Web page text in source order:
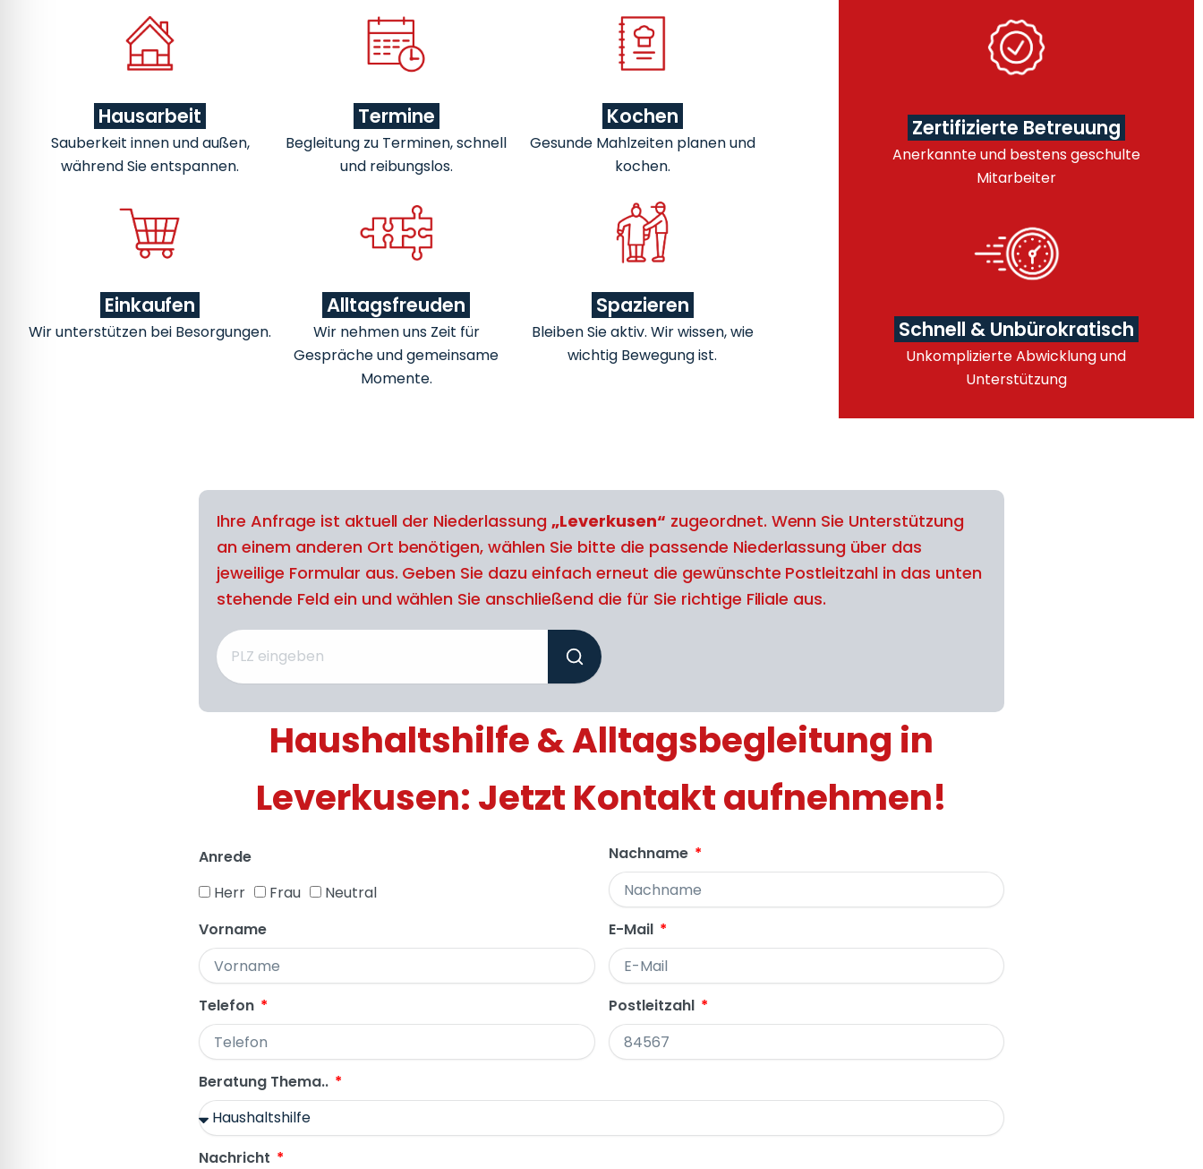
Hausarbeit
Sauberkeit innen und außen,
während Sie entspannen.
Termine
Begleitung zu Terminen, schnell
und reibungslos.
Kochen
Gesunde Mahlzeiten planen und
kochen.
Einkaufen
Wir unterstützen bei Besorgungen.
Alltagsfreuden
Wir nehmen uns Zeit für
Gespräche und gemeinsame
Momente.
Spazieren
Bleiben Sie aktiv. Wir wissen, wie
wichtig Bewegung ist.
Zertifizierte Betreuung
Anerkannte und bestens geschulte
Mitarbeiter
Schnell & Unbürokratisch
Unkomplizierte Abwicklung und
Unterstützung
Ihre Anfrage ist aktuell der Niederlassung„Leverkusen“ zugeordnet. Wenn Sie Unterstützung
an einem anderen Ort benötigen, wählen Sie bitte die passende Niederlassung über das
jeweilige Formular aus. Geben Sie dazu einfach erneut die gewünschte Postleitzahl in das unten
stehende Feld ein und wählen Sie anschließend die für Sie richtige Filiale aus.
Haushaltshilfe & Alltagsbegleitung in
Leverkusen: Jetzt Kontakt aufnehmen!
Anrede
Herr
Frau Neutral
Nachname
Vorname E-Mail
Telefon Postleitzahl
Beratung Thema..
Nachricht